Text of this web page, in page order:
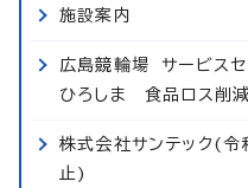
施設案内
広島競輪場 サービスセ
ひろしま 食品ロス削減
株式会社サンテック(
止)